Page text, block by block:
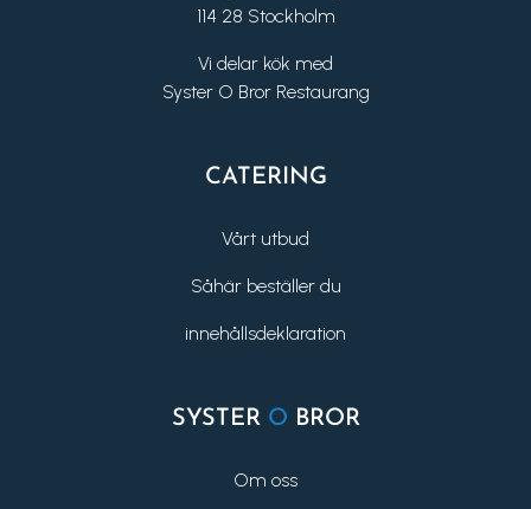
114 28 Stockholm
Vi delar kök med
Syster O Bror Restaurang
CATERING
Vårt utbud
Såhär beställer du
innehållsdeklaration
SYSTER O BROR
Om oss